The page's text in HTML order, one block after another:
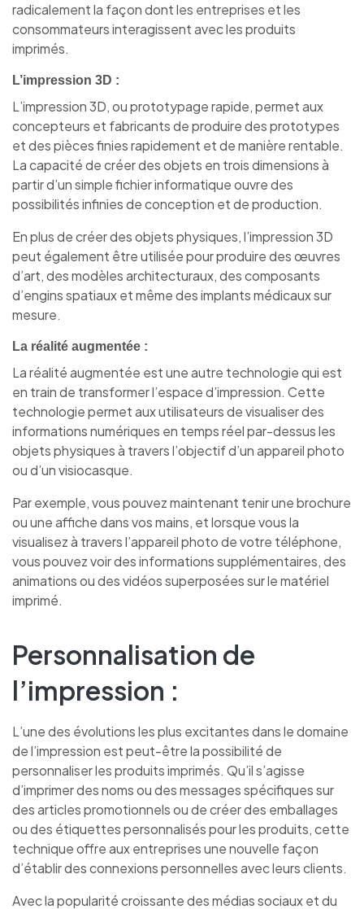
radicalement la façon dont les entreprises et les
consommateurs interagissent avec les produits
imprimés.
L’impression 3D :
L’impression 3D, ou prototypage rapide, permet aux
concepteurs et fabricants de produire des prototypes
et des pièces finies rapidement et de manière rentable.
La capacité de créer des objets en trois dimensions à
partir d’un simple fichier informatique ouvre des
possibilités infinies de conception et de production.
En plus de créer des objets physiques, l’impression 3D
peut également être utilisée pour produire des œuvres
d’art, des modèles architecturaux, des composants
d’engins spatiaux et même des implants médicaux sur
mesure.
La réalité augmentée :
La réalité augmentée est une autre technologie qui est
en train de transformer l’espace d’impression. Cette
technologie permet aux utilisateurs de visualiser des
informations numériques en temps réel par-dessus les
objets physiques à travers l’objectif d’un appareil photo
ou d’un visiocasque.
Par exemple, vous pouvez maintenant tenir une brochure
ou une affiche dans vos mains, et lorsque vous la
visualisez à travers l’appareil photo de votre téléphone,
vous pouvez voir des informations supplémentaires, des
animations ou des vidéos superposées sur le matériel
imprimé.
Personnalisation de
l’impression :
L’une des évolutions les plus excitantes dans le domaine
de l’impression est peut-être la possibilité de
personnaliser les produits imprimés. Qu’il s’agisse
d’imprimer des noms ou des messages spécifiques sur
des articles promotionnels ou de créer des emballages
ou des étiquettes personnalisés pour les produits, cette
technique offre aux entreprises une nouvelle façon
d’établir des connexions personnelles avec leurs clients.
Avec la popularité croissante des médias sociaux et du